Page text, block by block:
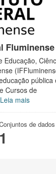
Fluminense
Educação,
pública
Cursos de
Leia mais
de dados
1